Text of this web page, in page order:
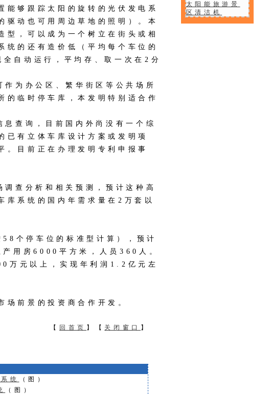
能够跟踪太阳的旋转的光伏发电系
驱动也可用周边草地的照明）。本
型，可以成为一个树立在街头或相
统的还有造价低（平均每个车位的
自动运行，平均存、取一次在2分
为办公区、繁华街区等公共场所
的临时停车库，本发明特别适合作
查询，目前国内外尚没有一个综
已有立体车库设计方案或发明项
。目前正在办理发明专利申报事
查分析和相关预测，预计这种高
库系统的国内年需求量在2万套以
个停车位的标准型计算），预计
用房6000平方米，人员360人。
万元以上，实现年利润1.2亿元左
前景的投资商合作开发。
【 回首页 】【 关闭窗口 】
统
（图）
（图）
太阳能旅游景
区清洁机